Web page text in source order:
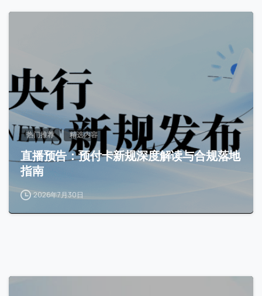
热门推荐 精选内容
直播预告：预付卡新规深度解读与合规落地
指南
2026年7月30日